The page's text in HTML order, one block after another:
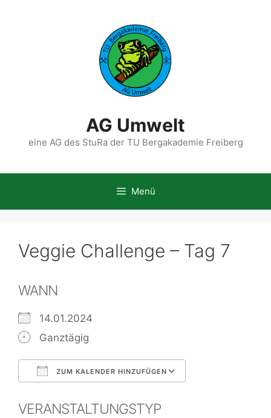
AG Umwelt
eine AG des StuRa der TU Bergakademie Freiberg
Menü
Veggie Challenge – Tag 7
WANN
14.01.2024
Ganztägig
ZUM KALENDER HINZUFÜGEN
VERANSTALTUNGSTYP